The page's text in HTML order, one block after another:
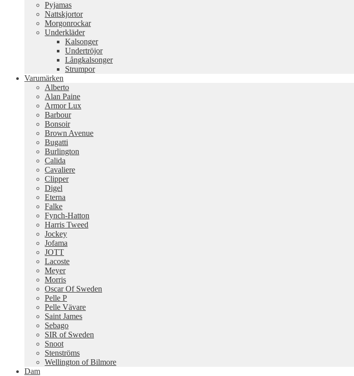
Pyjamas
Nattskjortor
Morgonrockar
Underkläder
Kalsonger
Undertröjor
Långkalsonger
Strumpor
Varumärken
Alberto
Alan Paine
Armor Lux
Barbour
Bonsoir
Brown Avenue
Bugatti
Burlington
Calida
Cavaliere
Clipper
Digel
Eterna
Falke
Fynch-Hatton
Harris Tweed
Jockey
Jofama
JOTT
Lacoste
Meyer
Morris
Oscar Of Sweden
Pelle P
Pelle Vävare
Saint James
Sebago
SIR of Sweden
Snoot
Stenströms
Wellington of Bilmore
Dam